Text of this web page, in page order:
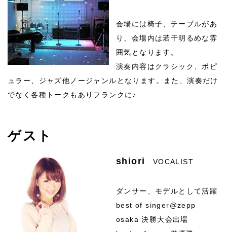
会場には椅子、テーブルがあ
り、会場内は若干明るめな雰
囲気となります。
演奏内容はクラシック、ポピ
ュラー、ジャズ他ノージャンルとなります。また、演奏だけ
でなく各種トークもありフランクに♪
ゲスト
shiori VOCALIST
ダンサー、モデルとして活躍
best of singer@zepp
osaka 決勝大会出場